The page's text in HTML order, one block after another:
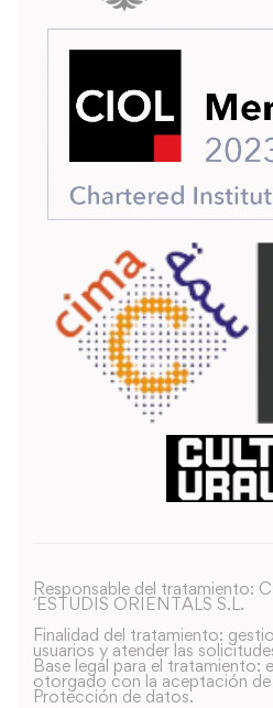
Responsable del tratamiento:
´ESTUDIS ORIENTALS S.L.
Finalidad del tratamiento:
usuarios y atender las
Base legal para el tratamiento:
otorgado con la aceptación
Protección de datos.